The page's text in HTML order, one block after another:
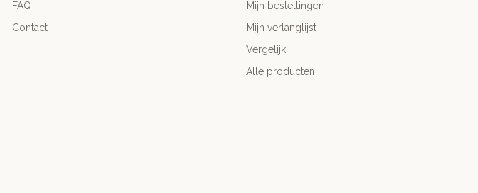
FAQ
Contact
Mijn bestellingen
Mijn verlanglijst
Vergelijk
Alle producten